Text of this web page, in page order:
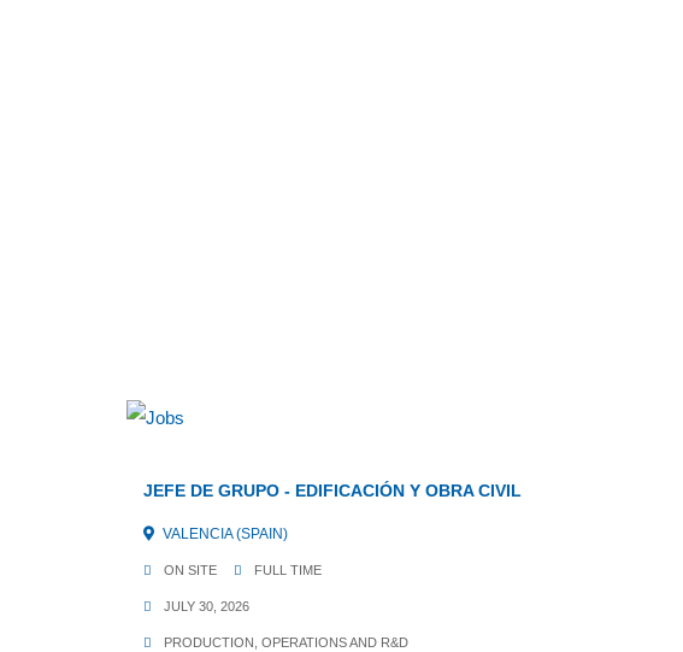
JEFE DE GRUPO - EDIFICACIÓN Y OBRA CIVIL
VALENCIA (SPAIN)
ON SITE FULL TIME
JULY 30, 2026
PRODUCTION, OPERATIONS AND R&D